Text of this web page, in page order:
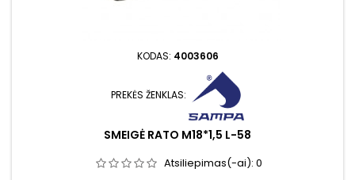
KODAS: 4003606
PREKĖS ŽENKLAS:
SMEIGĖ RATO M18*1,5 L-58
Atsiliepimas(-ai): 0